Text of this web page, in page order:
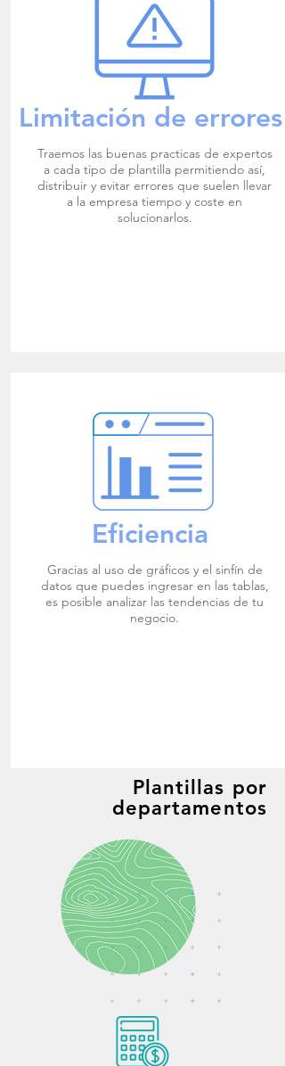
Limitación de errores
Traemos las buenas practicas de expertos
a cada tipo de plantilla permitiendo así,
distribuir y evitar errores que suelen llevar
a la empresa tiempo y coste en
solucionarlos.
Eficiencia
Gracias al uso de gráficos y el sinfín de
datos que puedes ingresar en las tablas,
es posible analizar las tendencias de tu
negocio.
Plantillas por
departamentos